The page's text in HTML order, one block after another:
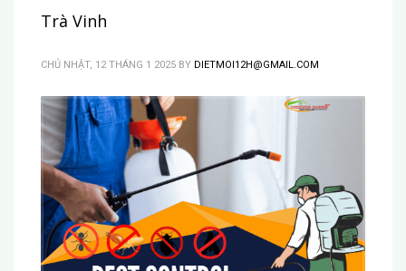
Trà Vinh
CHỦ NHẬT, 12 THÁNG 1 2025 BY DIETMOI12H@GMAIL.COM